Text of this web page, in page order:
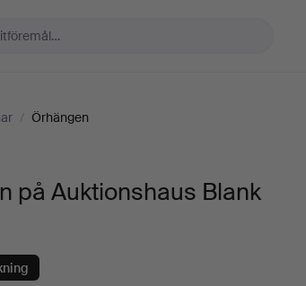
/ Örhängen
på Auktionshaus Blank